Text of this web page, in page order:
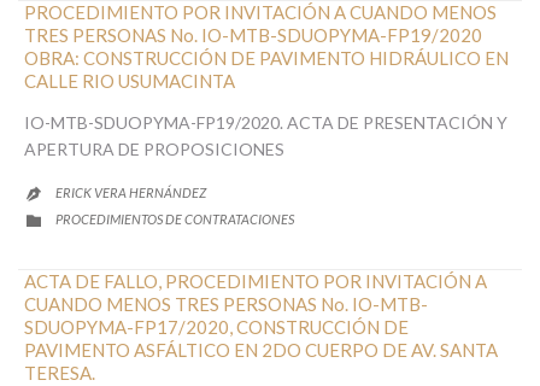
PROCEDIMIENTO POR INVITACIÓN A CUANDO MENOS
TRES PERSONAS No. IO-MTB-SDUOPYMA-FP19/2020
OBRA: CONSTRUCCIÓN DE PAVIMENTO HIDRÁULICO EN
CALLE RIO USUMACINTA
IO-MTB-SDUOPYMA-FP19/2020. ACTA DE PRESENTACIÓN Y
APERTURA DE PROPOSICIONES

ERICK VERA HERNÁNDEZ

CATEGORY
PROCEDIMIENTOS DE CONTRATACIONES
ACTA DE FALLO, PROCEDIMIENTO POR INVITACIÓN A
CUANDO MENOS TRES PERSONAS No. IO-MTB-
SDUOPYMA-FP17/2020, CONSTRUCCIÓN DE
PAVIMENTO ASFÁLTICO EN 2DO CUERPO DE AV. SANTA
TERESA.